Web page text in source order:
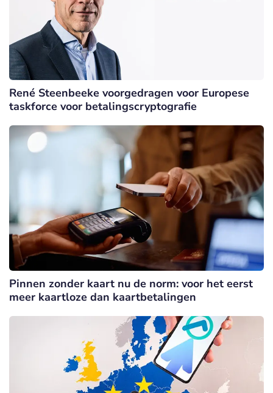
René Steenbeeke voorgedragen voor Europese
taskforce voor betalingscryptografie
Pinnen zonder kaart nu de norm: voor het eerst
meer kaartloze dan kaartbetalingen